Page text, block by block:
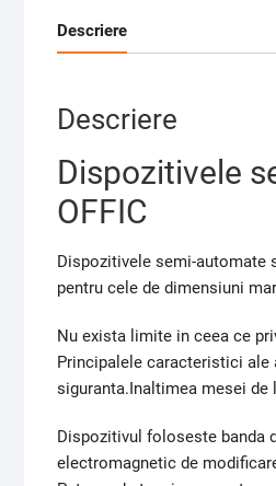
Descriere
Descriere
Dispozitivele
OFFIC
Dispozitivele semi-automate
pentru cele de dimensiuni
Nu exista limite in ceea ce
Principalele caracteristici
siguranta.Inaltimea mesei de
Dispozitivul foloseste banda
electromagnetic de